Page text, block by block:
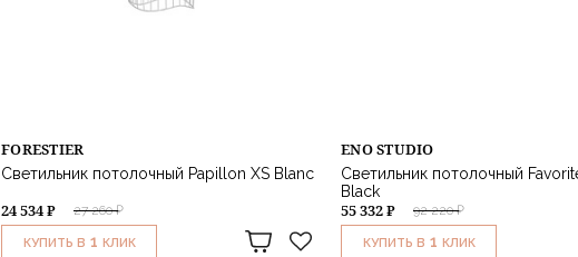
FORESTIER
Светильник потолочный Papillon XS Blanc
27 260 ₽
24 534 ₽
КУПИТЬ В 1 КЛИК
ENO STUDIO
Светильник потолочный
Black
92 220 ₽
55 332 ₽
КУПИТЬ В 1 КЛИК